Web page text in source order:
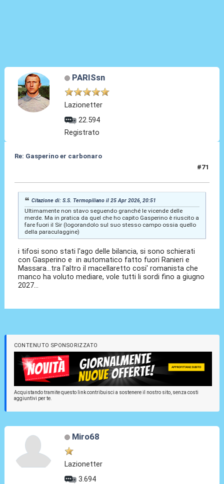
PARISsn
Lazionetter
22.594
Registrato
Re: Gasperino er carbonaro
#71
Citazione di: S.S. Termopiliano il 25 Apr 2026, 20:51
Ultimamente non stavo seguendo granché le vicende delle
merde. Ma in pratica da quel che ho capito Gasperino è riuscito a
fare fuori il Sir (logorandolo sul suo stesso campo ossia quello
della paraculaggine)
i tifosi sono stati l'ago delle bilancia, si sono schierati
con Gasperino e in automatico fatto fuori Ranieri e
Massara...tra l'altro il macellaretto cosi' romanista che
manco ha voluto mediare, vole tutti li sordi fino a giugno
2027...
CONTENUTO SPONSORIZZATO
Acquistando tramite questo link contribuisci a sostenere il nostro sito, senza costi
aggiuntivi per te.
Miro68
Lazionetter
3.694